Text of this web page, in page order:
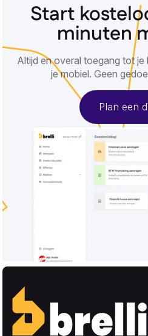
Start
minuten
Altijd en overal toegang tot
je mobiel. Geen
Plan een